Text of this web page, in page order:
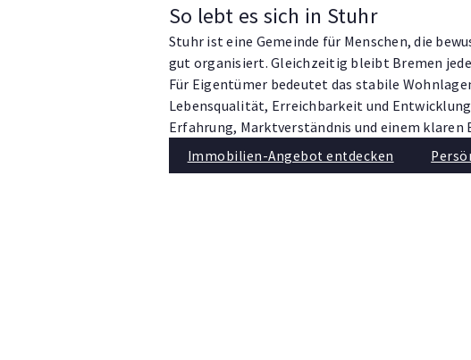
So lebt es sich in Stuhr
Stuhr ist eine Gemeinde für Menschen, die
gut organisiert. Gleichzeitig bleibt Bremen
Für Eigentümer bedeutet das stabile
Lebensqualität, Erreichbarkeit und
Erfahrung, Marktverständnis und einem klaren
Immobilien-Angebot entdecken